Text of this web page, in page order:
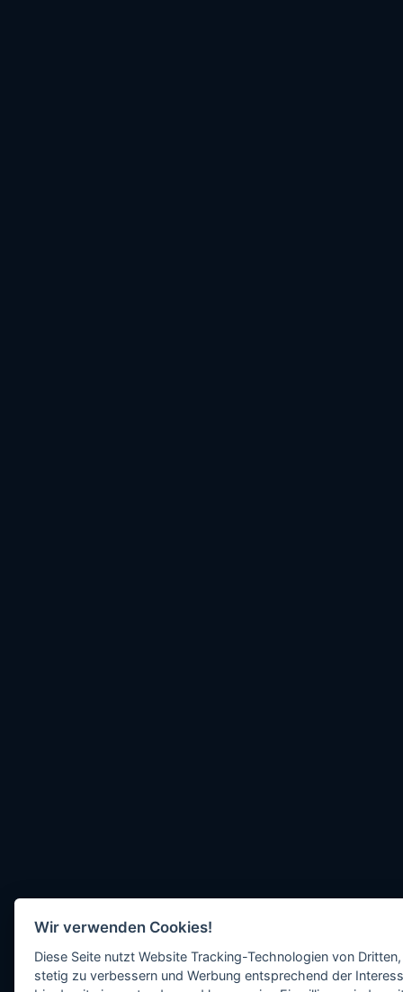
Wir verwenden Cookies!
Diese Seite nutzt Website Tracking-Technologien von
stetig zu verbessern und Werbung entsprechend der